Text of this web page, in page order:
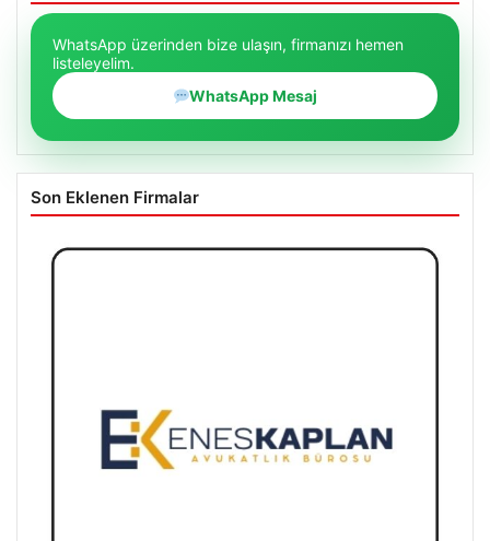
WhatsApp üzerinden bize ulaşın, firmanızı hemen
listeleyelim.
WhatsApp Mesaj
Son Eklenen Firmalar